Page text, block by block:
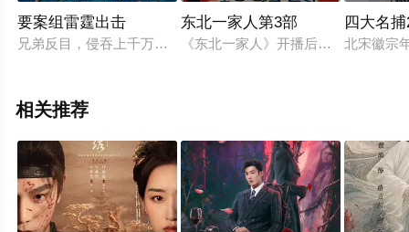
要案组雷霆出击
兄弟反目，侵吞上千万资产。绑架案后真相大白……兄弟情深，
东北一家人第3部
《东北一家人》开播后红遍了大江
四大名
北宋徽宗
相关推荐